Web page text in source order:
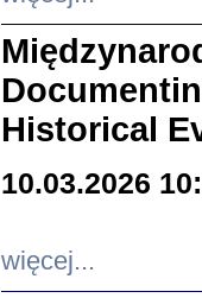
Historical
10.03.2026
więcej...